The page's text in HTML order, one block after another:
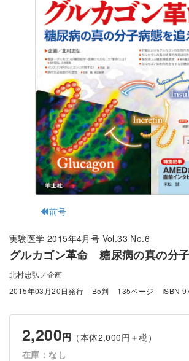
前号
実験医学 2015年4月号 Vol.33 No.6
グルカゴン革命 糖尿病の真の分子
北村忠弘／企画
2015年03月20日発行
B5判 135ページ ISBN
2,200円 （本体2,000円＋税）
在庫：なし